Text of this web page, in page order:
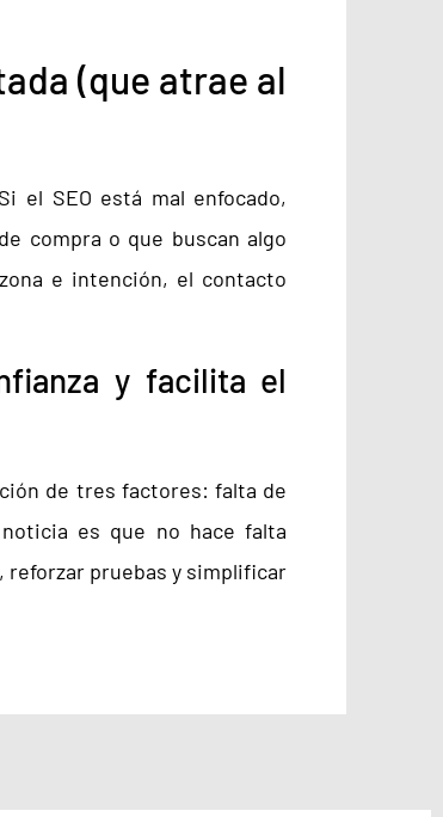
(que atrae al
el SEO está mal enfocado,
compra o que buscan algo
e intención, el contacto
y facilita el
de tres factores: falta de
es que no hace falta
reforzar pruebas y simplificar